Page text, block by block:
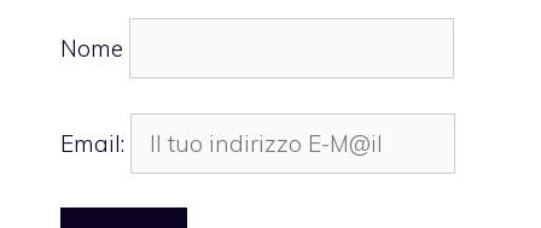
Nome
Email: